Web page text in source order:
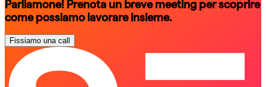
Parliamone! Prenota un breve meeting per scoprire
come possiamo lavorare insieme.
Fissiamo una call
schedule a call
schedule a call